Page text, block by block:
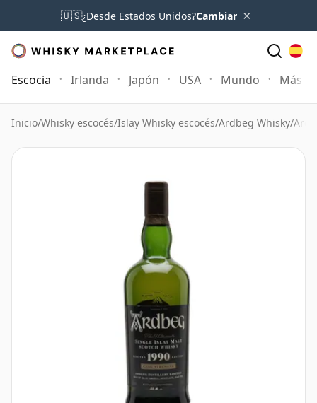
🇺🇸¿Desde Estados Unidos?Cambiar ×
Escocia Irlanda Japón USA Mundo Más
Inicio/Whisky escocés/Islay Whisky escocés/Ardbeg Whisky/